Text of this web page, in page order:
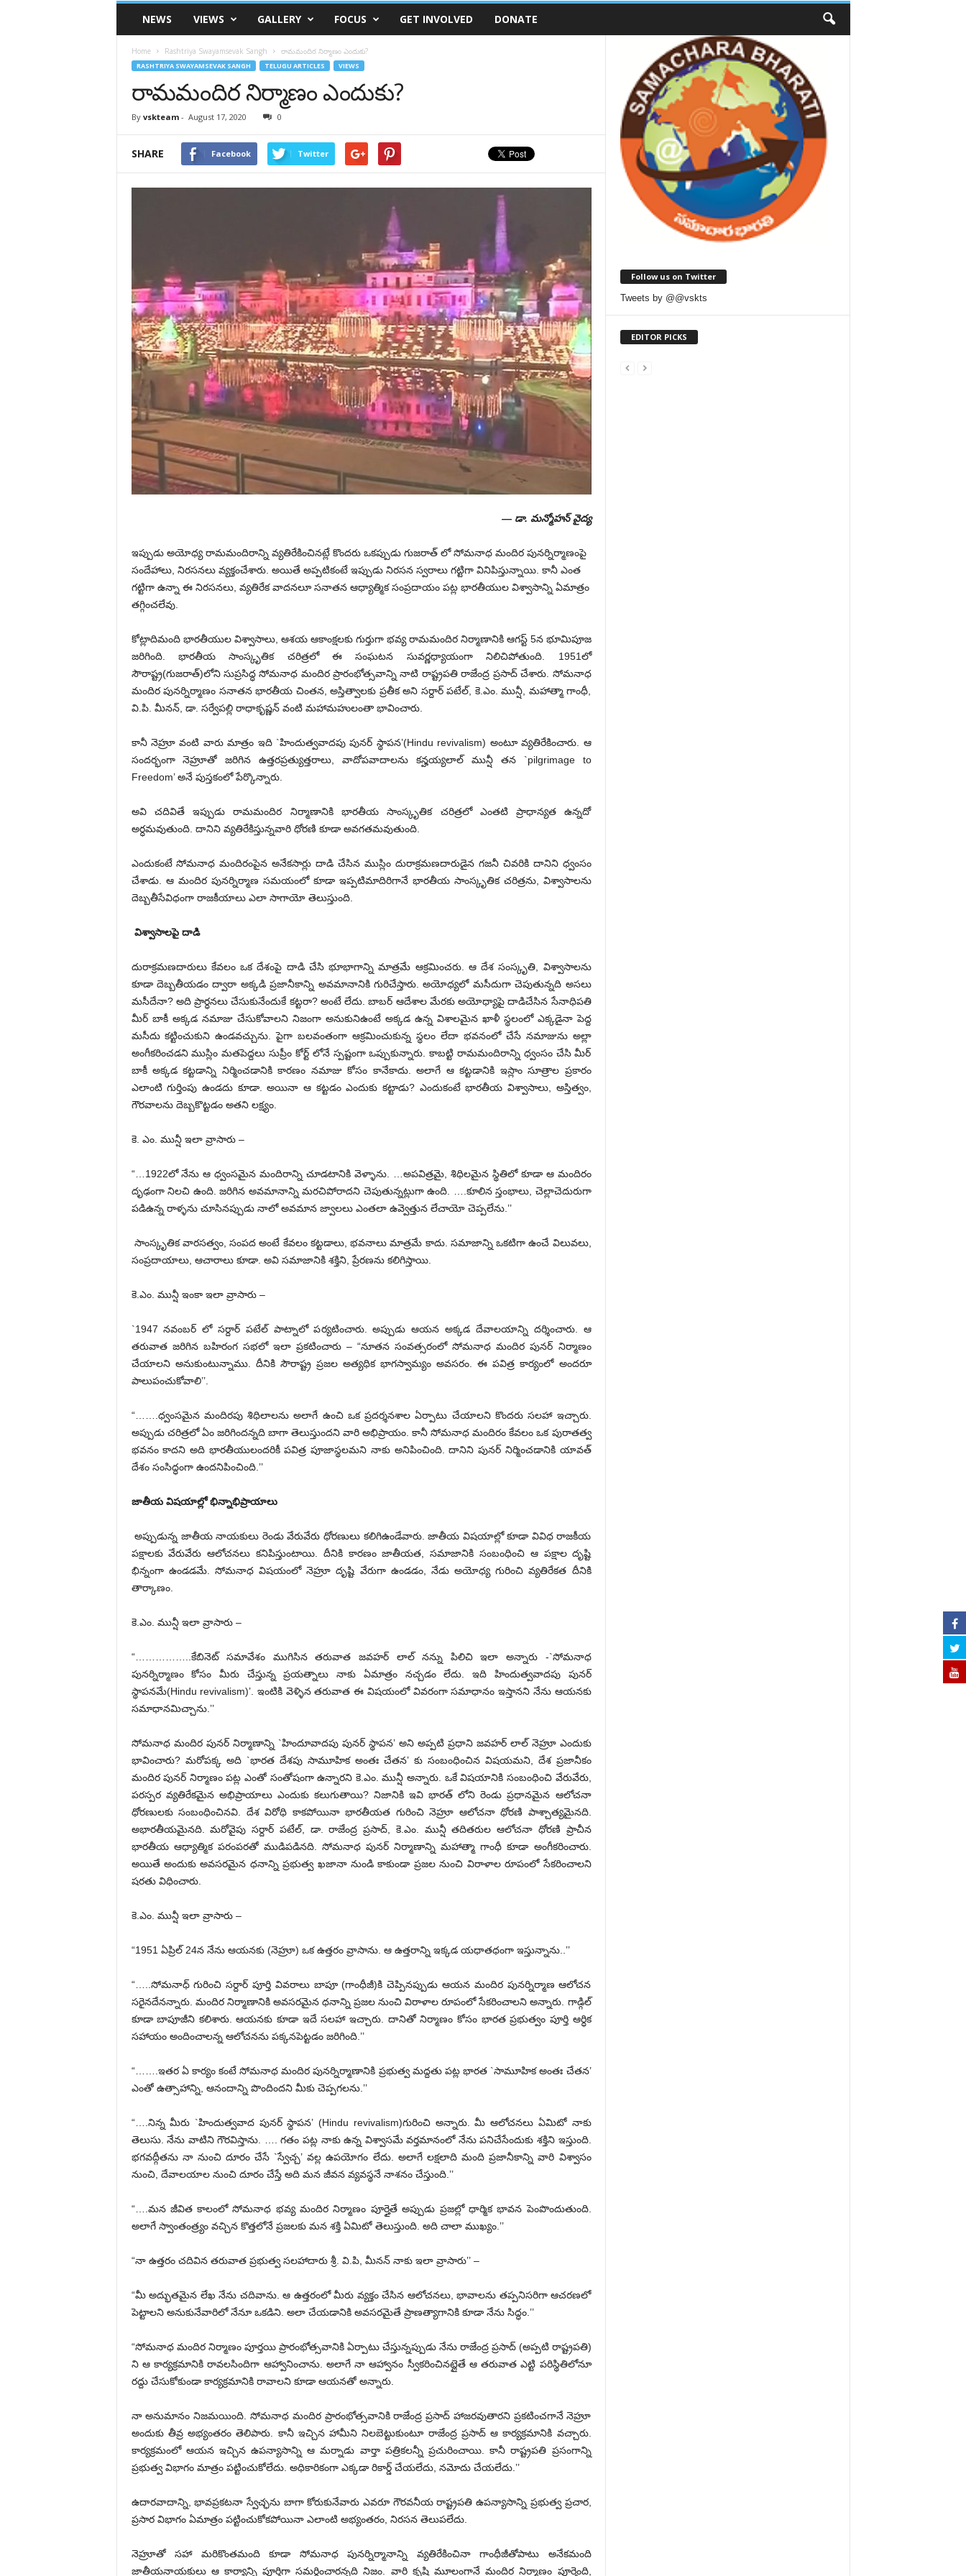
VSK
TelanganaNEWS VIEWS GALLERY FOCUS GET INVOLVED DONATE
Home Rashtriya Swayamsevak Sangh రామమందిర నిర్మాణం ఎందుకు?
RASHTRIYA SWAYAMSEVAK SANGH TELUGU ARTICLES VIEWS
రామమందిర నిర్మాణం ఎందుకు?
By vskteam- August 17, 2020 0
SHARE Facebook Twitter
— డా. మన్మోహన్ వైద్య
ఇప్పుడు అయోధ్య రామమందిరాన్ని వ్యతిరేకించినట్లే కొందరు ఒకప్పుడు గుజరాత్ లో సోమనాధ మందిర పునర్నిర్మాణంపై
సందేహాలు, నిరసనలు వ్యక్తంచేశారు. అయితే అప్పటికంటే ఇప్పుడు నిరసన స్వరాలు గట్టిగా వినిపిస్తున్నాయి. కానీ ఎంత
గట్టిగా ఉన్నా ఈ నిరసనలు, వ్యతిరేక వాదనలూ సనాతన ఆధ్యాత్మిక సంప్రదాయం పట్ల భారతీయుల విశ్వాసాన్ని ఏమాత్రం
తగ్గించలేవు.
కోట్లాదిమంది భారతీయుల విశ్వాసాలు, ఆశయ ఆకాంక్షలకు గుర్తుగా భవ్య రామమందిర నిర్మాణానికి ఆగస్ట్ 5న భూమిపూజ
జరిగింది. భారతీయ సాంస్కృతిక చరిత్రలో ఈ సంఘటన సువర్ణధ్యాయంగా నిలిచిపోతుంది. 1951లో
సౌరాష్ట్ర(గుజరాత్)లోని సుప్రసిద్ధ సోమనాధ మందిర ప్రారంభోత్సవాన్ని నాటి రాష్ట్రపతి రాజేంద్ర ప్రసాద్ చేశారు. సోమనాధ
మందిర పునర్నిర్మాణం సనాతన భారతీయ చింతన, అస్తిత్వాలకు ప్రతీక అని సర్దార్ పటేల్, కె.ఎం. మున్షీ, మహాత్మా గాంధీ,
వి.పి. మీనన్, డా. సర్వేపల్లి రాధాకృష్ణన్ వంటి మహామహులంతా భావించారు.
కానీ నెహ్రూ వంటి వారు మాత్రం ఇది `హిందుత్వవాదపు పునర్ స్థాపన’(Hindu revivalism) అంటూ వ్యతిరేకించారు. ఆ
సందర్భంగా నెహ్రూతో జరిగిన ఉత్తరప్రత్యుత్తరాలు, వాదోపవాదాలను కన్హయ్యలాల్ మున్షీ తన `pilgrimage to
Freedom’ అనే పుస్తకంలో పేర్కొన్నారు.
అవి చదివితే ఇప్పుడు రామమందిర నిర్మాణానికి భారతీయ సాంస్కృతిక చరిత్రలో ఎంతటి ప్రాధాన్యత ఉన్నదో
అర్ధమవుతుంది. దానిని వ్యతిరేకిస్తున్నవారి ధోరణి కూడా అవగతమవుతుంది.
ఎందుకంటే సోమనాధ మందిరంపైన అనేకసార్లు దాడి చేసిన ముస్లిం దురాక్రమణదారుడైన గజనీ చివరికి దానిని ధ్వంసం
చేశాడు. ఆ మందిర పునర్నిర్మాణ సమయంలో కూడా ఇప్పటిమాదిరిగానే భారతీయ సాంస్కృతిక చరిత్రను, విశ్వాసాలను
దెబ్బతీసేవిధంగా రాజకీయాలు ఎలా సాగాయో తెలుస్తుంది.
విశ్వాసాలపై దాడి
దురాక్రమణదారులు కేవలం ఒక దేశంపై దాడి చేసి భూభాగాన్ని మాత్రమే ఆక్రమించరు. ఆ దేశ సంస్కృతి, విశ్వాసాలను
కూడా దెబ్బతీయడం ద్వారా అక్కడి ప్రజానీకాన్ని అవమానానికి గురిచేస్తారు. అయోధ్యలో మసీదుగా చెపుతున్నది అసలు
మసీదేనా? అది ప్రార్ధనలు చేసుకునేందుకే కట్టరా? అంటే లేదు. బాబర్ ఆదేశాల మేరకు అయోధ్యాపై దాడిచేసిన సేనాధిపతి
మీర్ బాకీ అక్కడ నమాజు చేసుకోవాలని నిజంగా అనుకునిఉంటే అక్కడ ఉన్న విశాలమైన ఖాళీ స్థలంలో ఎక్కడైనా పెద్ద
మసీదు కట్టించుకుని ఉండవచ్చును. పైగా బలవంతంగా ఆక్రమించుకున్న స్థలం లేదా భవనంలో చేసే నమాజును అల్లా
అంగీకరించడని ముస్లిం మతపెద్దలు సుప్రీం కోర్ట్ లోనే స్పష్టంగా ఒప్పుకున్నారు. కాబట్టి రామమందిరాన్ని ధ్వంసం చేసి మీర్
బాకీ అక్కడ కట్టడాన్ని నిర్మించడానికి కారణం నమాజు కోసం కానేకాదు. అలాగే ఆ కట్టడానికి ఇస్లాం సూత్రాల ప్రకారం
ఎలాంటి గుర్తింపు ఉండదు కూడా. అయినా ఆ కట్టడం ఎందుకు కట్టాడు? ఎందుకంటే భారతీయ విశ్వాసాలు, అస్తిత్వం,
గౌరవాలను దెబ్బకొట్టడం అతని లక్ష్యం.
కె. ఎం. మున్షీ ఇలా వ్రాసారు –
“…1922లో నేను ఆ ధ్వంసమైన మందిరాన్ని చూడటానికి వెళ్ళాను. …అపవిత్రమై, శిధిలమైన స్థితిలో కూడా ఆ మందిరం
దృఢంగా నిలచి ఉంది. జరిగిన అవమానాన్ని మరచిపోరాదని చెపుతున్నట్లుగా ఉంది. ….కూలిన స్తంభాలు, చెల్లాచెదురుగా
పడిఉన్న రాళ్ళను చూసినప్పుడు నాలో అవమాన జ్వాలలు ఎంతలా ఉవ్వెత్తున లేచాయో చెప్పలేను.’’
సాంస్కృతిక వారసత్వం, సంపద అంటే కేవలం కట్టడాలు, భవనాలు మాత్రమే కాదు. సమాజాన్ని ఒకటిగా ఉంచే విలువలు,
సంప్రదాయాలు, ఆచారాలు కూడా. అవి సమాజానికి శక్తిని, ప్రేరణను కలిగిస్తాయి.
కె.ఎం. మున్షీ ఇంకా ఇలా వ్రాసారు –
`1947 నవంబర్ లో సర్దార్ పటేల్ పాట్నాలో పర్యటించారు. అప్పుడు ఆయన అక్కడ దేవాలయాన్ని దర్శించారు. ఆ
తరువాత జరిగిన బహిరంగ సభలో ఇలా ప్రకటించారు – “నూతన సంవత్సరంలో సోమనాధ మందిర పునర్ నిర్మాణం
చేయాలని అనుకుంటున్నాము. దీనికి సౌరాష్ట్ర ప్రజల అత్యధిక భాగస్వామ్యం అవసరం. ఈ పవిత్ర కార్యంలో అందరూ
పాలుపంచుకోవాలి’’.
“…….ధ్వంసమైన మందిరపు శిధిలాలను అలాగే ఉంచి ఒక ప్రదర్శనశాల ఏర్పాటు చేయాలని కొందరు సలహా ఇచ్చారు.
అప్పుడు చరిత్రలో ఏం జరిగిందన్నది బాగా తెలుస్తుందని వారి అభిప్రాయం. కానీ సోమనాధ మందిరం కేవలం ఒక పురాతత్వ
భవనం కాదని అది భారతీయులందరికీ పవిత్ర పూజాస్థలమని నాకు అనిపించింది. దానిని పునర్ నిర్మించడానికి యావత్
దేశం సంసిద్ధంగా ఉందనిపించింది.’’
జాతీయ విషయాల్లో భిన్నాభిప్రాయాలు
అప్పుడున్న జాతీయ నాయకులు రెండు వేరువేరు ధోరణులు కలిగిఉండేవారు. జాతీయ విషయాల్లో కూడా వివిధ రాజకీయ
పక్షాలకు వేరువేరు ఆలోచనలు కనిపిస్తుంటాయి. దీనికి కారణం జాతీయత, సమాజానికి సంబంధించి ఆ పక్షాల దృష్టి
భిన్నంగా ఉండడమే. సోమనాధ విషయంలో నెహ్రూ దృష్టి వేరుగా ఉండడం, నేడు అయోధ్య గురించి వ్యతిరేకత దీనికి
తార్కాణం.
కె.ఎం. మున్షీ ఇలా వ్రాసారు –
“……………..కేబినెట్ సమావేశం ముగిసిన తరువాత జవహర్ లాల్ నన్ను పిలిచి ఇలా అన్నారు -`సోమనాధ
పునర్నిర్మాణం కోసం మీరు చేస్తున్న ప్రయత్నాలు నాకు ఏమాత్రం నచ్చడం లేదు. ఇది హిందుత్వవాదపు పునర్
స్థాపనమే(Hindu revivalism)’. ఇంటికి వెళ్ళిన తరువాత ఈ విషయంలో వివరంగా సమాధానం ఇస్తానని నేను ఆయనకు
సమాధానమిచ్చాను.’’
సోమనాధ మందిర పునర్ నిర్మాణాన్ని `హిందూవాదపు పునర్ స్థాపన’ అని అప్పటి ప్రధాని జవహర్ లాల్ నెహ్రూ ఎందుకు
భావించారు? మరోపక్క అది `భారత దేశపు సామూహిక అంతః చేతన’ కు సంబంధించిన విషయమని, దేశ ప్రజానీకం
మందిర పునర్ నిర్మాణం పట్ల ఎంతో సంతోషంగా ఉన్నారని కె.ఎం. మున్షీ అన్నారు. ఒకే విషయానికి సంబంధించి వేరువేరు,
పరస్పర వ్యతిరేకమైన అభిప్రాయాలు ఎందుకు కలుగుతాయి? నిజానికి ఇవి భారత్ లోని రెండు ప్రధానమైన ఆలోచనా
ధోరణులకు సంబంధించినవి. దేశ విరోధి కాకపోయినా భారతీయత గురించి నెహ్రూ ఆలోచనా ధోరణి పాశ్చాత్యమైనది.
అభారతీయమైనది. మరోవైపు సర్దార్ పటేల్, డా. రాజేంద్ర ప్రసాద్, కె.ఎం. మున్షీ తదితరుల ఆలోచనా ధోరణి ప్రాచీన
భారతీయ ఆధ్యాత్మిక పరంపరతో ముడిపడినది. సోమనాధ పునర్ నిర్మాణాన్ని మహాత్మా గాంధీ కూడా అంగీకరించారు.
అయితే అందుకు అవసరమైన ధనాన్ని ప్రభుత్వ ఖజానా నుండి కాకుండా ప్రజల నుంచి విరాళాల రూపంలో సేకరించాలని
షరతు విధించారు.
కె.ఎం. మున్షీ ఇలా వ్రాసారు –
“1951 ఏప్రిల్ 24న నేను ఆయనకు (నెహ్రూ) ఒక ఉత్తరం వ్రాసాను. ఆ ఉత్తరాన్ని ఇక్కడ యధాతధంగా ఇస్తున్నాను..’’
“…..సోమనాధ్ గురించి సర్దార్ పూర్తి వివరాలు బాపూ (గాంధీజీ)కి చెప్పినప్పుడు ఆయన మందిర పునర్నిర్మాణ ఆలోచన
సరైనదేనన్నారు. మందిర నిర్మాణానికి అవసరమైన ధనాన్ని ప్రజల నుంచి విరాళాల రూపంలో సేకరించాలని అన్నారు. గాడ్గిల్
కూడా బాపూజీని కలిశారు. ఆయనకు కూడా ఇదే సలహా ఇచ్చారు. దానితో నిర్మాణం కోసం భారత ప్రభుత్వం పూర్తి ఆర్ధిక
సహాయం అందించాలన్న ఆలోచనను పక్కనపెట్టడం జరిగింది.’’
“…….ఇతర ఏ కార్యం కంటే సోమనాధ మందిర పునర్నిర్మాణానికి ప్రభుత్వ మద్దతు పట్ల భారత `సామూహిక అంతః చేతన’
ఎంతో ఉత్సాహాన్ని, ఆనందాన్ని పొందిందని మీకు చెప్పగలను.’’
“….నిన్న మీరు `హిందుత్వవాద పునర్ స్థాపన’ (Hindu revivalism)గురించి అన్నారు. మీ ఆలోచనలు ఏమిటో నాకు
తెలుసు. నేను వాటిని గౌరవిస్తాను. …. గతం పట్ల నాకు ఉన్న విశ్వాసమే వర్తమానంలో నేను పనిచేసేందుకు శక్తిని ఇస్తుంది.
భగవద్గీతను నా నుంచి దూరం చేసే `స్వేచ్చ’ వల్ల ఉపయోగం లేదు. అలాగే లక్షలాది మంది ప్రజానీకాన్ని వారి విశ్వాసం
నుంచి, దేవాలయాల నుంచి దూరం చేస్తే అది మన జీవన వ్యవస్థనే నాశనం చేస్తుంది.’’
“….మన జీవిత కాలంలో సోమనాధ భవ్య మందిర నిర్మాణం పూర్తైతే అప్పుడు ప్రజల్లో ధార్మిక భావన పెంపొందుతుంది.
అలాగే స్వాంతంత్ర్యం వచ్చిన కొత్తలోనే ప్రజలకు మన శక్తి ఏమిటో తెలుస్తుంది. అది చాలా ముఖ్యం.’’
“నా ఉత్తరం చదివిన తరువాత ప్రభుత్వ సలహాదారు శ్రీ. వి.పి, మీనన్ నాకు ఇలా వ్రాసారు’’ –
“మీ అద్భుతమైన లేఖ నేను చదివాను. ఆ ఉత్తరంలో మీరు వ్యక్తం చేసిన ఆలోచనలు, భావాలను తప్పనిసరిగా ఆచరణలో
పెట్టాలని అనుకునేవారిలో నేనూ ఒకడిని. అలా చేయడానికి అవసరమైతే ప్రాణత్యాగానికి కూడా నేను సిద్ధం.’’
“సోమనాధ మందిర నిర్మాణం పూర్తయి ప్రారంభోత్సవానికి ఏర్పాటు చేస్తున్నప్పుడు నేను రాజేంద్ర ప్రసాద్ (అప్పటి రాష్ట్రపతి)
ని ఆ కార్యక్రమానికి రావలసిందిగా ఆహ్వానించాను. అలాగే నా ఆహ్వానం స్వీకరించినట్లైతే ఆ తరువాత ఎట్టి పరిస్థితిలోనూ
రద్దు చేసుకోకుండా కార్యక్రమానికి రావాలని కూడా ఆయనతో అన్నారు.
నా అనుమానం నిజమయింది. సోమనాధ మందిర ప్రారంభోత్సవానికి రాజేంద్ర ప్రసాద్ హాజరవుతారని ప్రకటించగానే నెహ్రూ
అందుకు తీవ్ర అభ్యంతరం తెలిపారు. కానీ ఇచ్చిన హామీని నిలబెట్టుకుంటూ రాజేంద్ర ప్రసాద్ ఆ కార్యక్రమానికి వచ్చారు.
కార్యక్రమంలో ఆయన ఇచ్చిన ఉపన్యాసాన్ని ఆ మర్నాడు వార్తా పత్రికలన్నీ ప్రచురించాయి. కానీ రాష్ట్రపతి ప్రసంగాన్ని
ప్రభుత్వ విభాగం మాత్రం పట్టించుకోలేదు. అధికారికంగా ఎక్కడా రికార్డ్ చేయలేదు, నమోదు చేయలేదు.’’
ఉదారవాదాన్ని, భావప్రకటనా స్వేచ్ఛను బాగా కోరుకునేవారు ఎవరూ గౌరవనీయ రాష్ట్రపతి ఉపన్యాసాన్ని ప్రభుత్వ ప్రచార,
ప్రసార విభాగం ఏమాత్రం పట్టించుకోకపోయినా ఎలాంటి అభ్యంతరం, నిరసన తెలుపలేదు.
నెహ్రూతో సహా మరికొంతమంది కూడా సోమనాధ పునర్నిర్మానాన్ని వ్యతిరేకించినా గాంధీజీతోపాటు అనేకమంది
జాతీయనాయకులు ఆ కార్యాన్ని పూర్తిగా సమర్ధించారన్నది నిజం. వారి కృషి మూలంగానే మందిర నిర్మాణం పూర్తైంది,
Follow us on Twitter
Tweets by @@vskts
EDITOR PICKS